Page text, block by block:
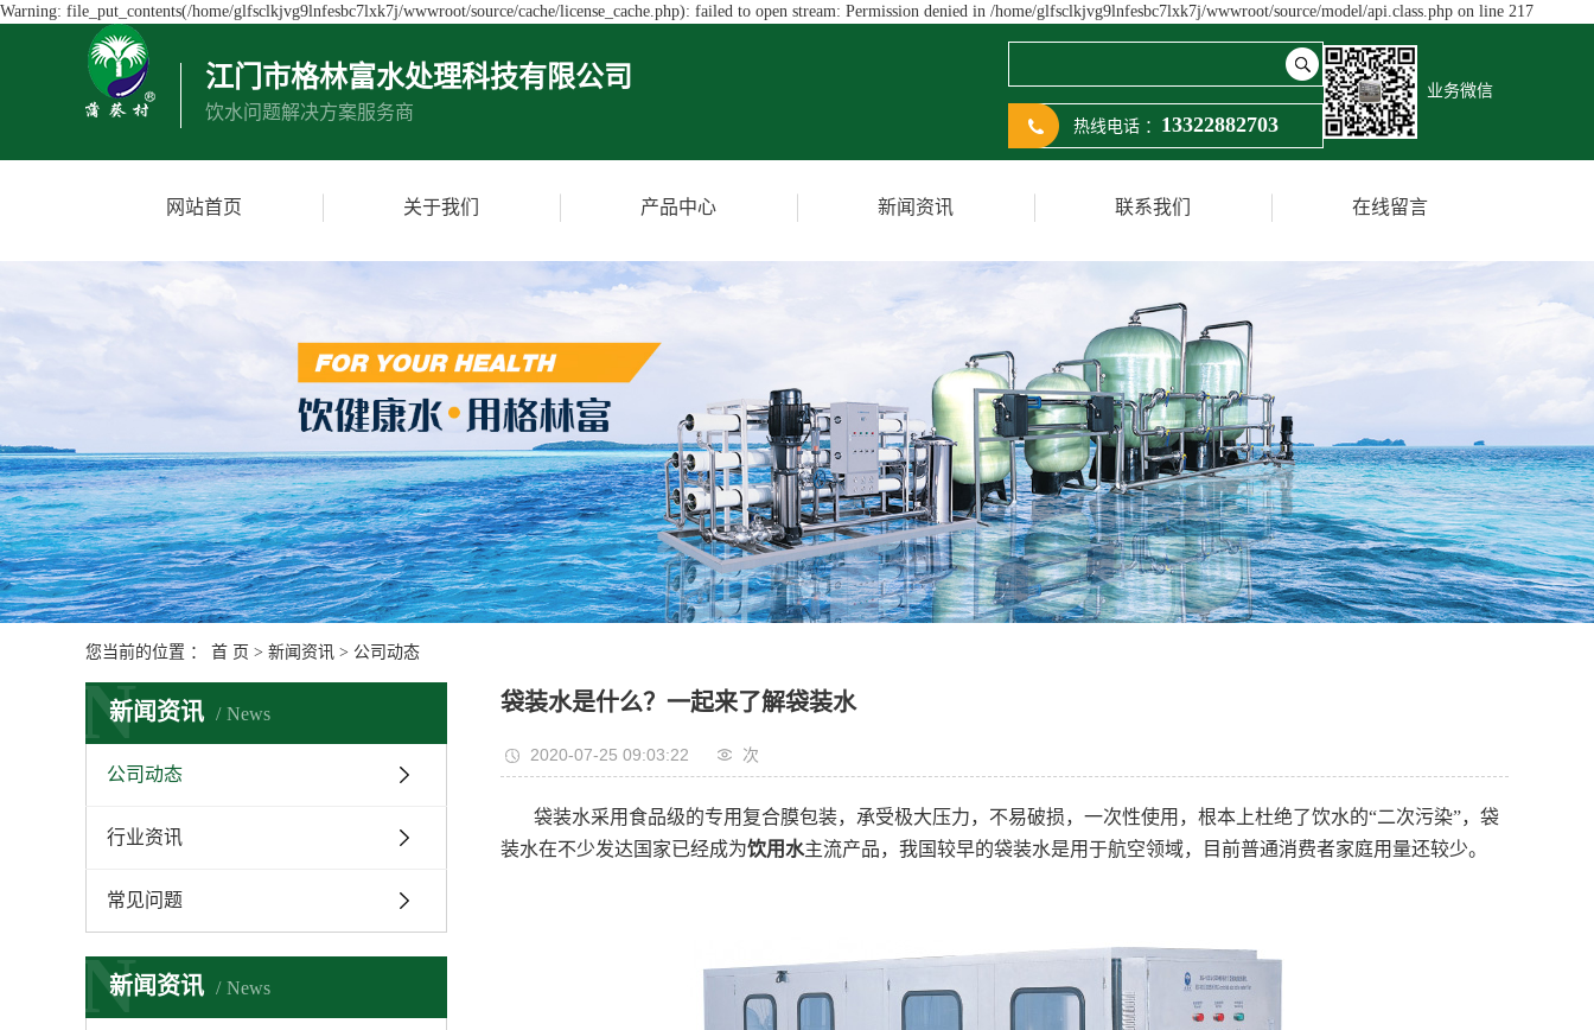
Warning: file_put_contents(/home/glfsclkjvg9lnfesbc7lxk7j/wwwroot/source/cache/license_cache.php): failed to open stream: Permission denied in /home/glfsclkjvg9lnfesbc7lxk7j/wwwroot/source/model/api.class.php on line 217
江门市格林富水处理科技有限公司
饮水问题解决方案服务商
业务微信
热线电话 ： 13322882703
网站首页 关于我们 产品中心 新闻资讯 联系我们 在线留言
您当前的位置 ： 首 页 > 新闻资讯 > 公司动态
新闻资讯 News
N
公司动态
行业资讯
常见问题
新闻资讯 News
N
袋装水是什么？一起来了解袋装水
2020-07-25 09:03:22 次
袋装水采用食品级的专用复合膜包装，承受极大压力，不易破损，一次性使用，根本上杜绝了饮水的“二次污染”，袋
装水在不少发达国家已经成为饮用水主流产品，我国较早的袋装水是用于航空领域，目前普通消费者家庭用量还较少。